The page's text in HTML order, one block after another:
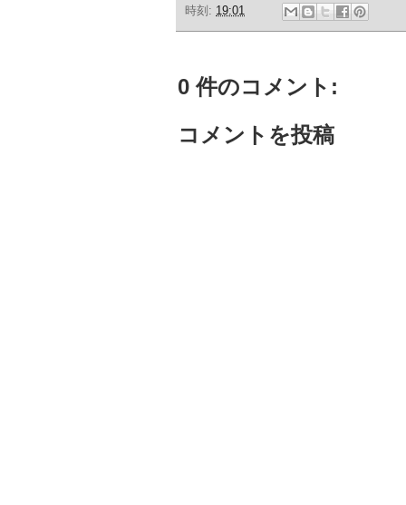
時刻: 19:01
0 件のコメント:
コメントを投稿